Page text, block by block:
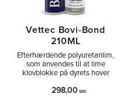
Vettec Bovi-Bond
210ML
Efterhærdende polyuretanlim,
som anvendes til at lime
klovblokke på dyrets hover
298,00 SEK